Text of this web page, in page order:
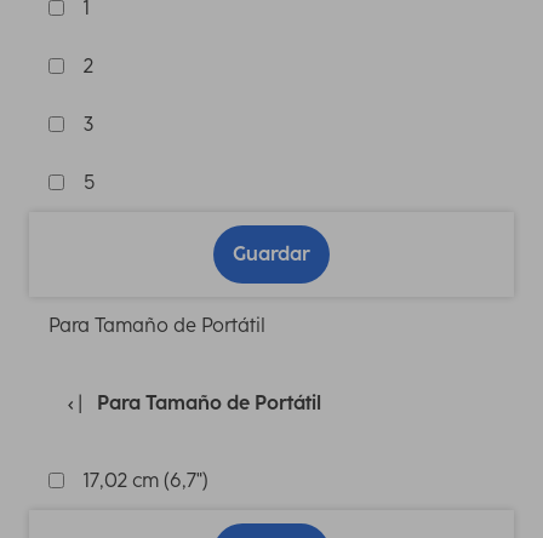
1
2
3
5
Guardar
Para Tamaño de Portátil
Para Tamaño de Portátil
17,02 cm (6,7")